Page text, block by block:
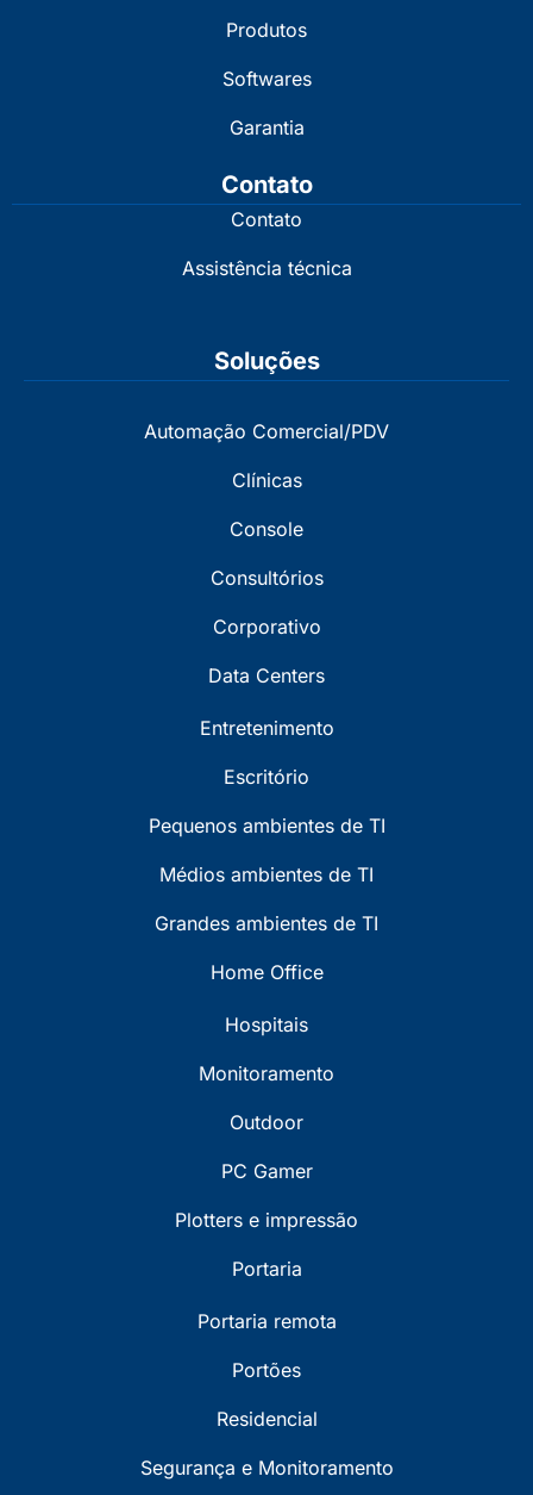
Produtos
Softwares
Garantia
Contato
Contato
Assistência técnica
Soluções
Automação Comercial/PDV
Clínicas
Console
Consultórios
Corporativo
Data Centers
Entretenimento
Escritório
Pequenos ambientes de TI
Médios ambientes de TI
Grandes ambientes de TI
Home Office
Hospitais
Monitoramento
Outdoor
PC Gamer
Plotters e impressão
Portaria
Portaria remota
Portões
Residencial
Segurança e Monitoramento